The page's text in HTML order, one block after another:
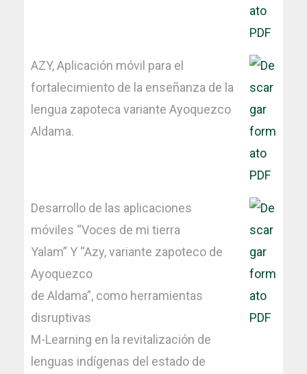
AZY, Aplicación móvil para el
fortalecimiento de la enseñanza de la
lengua zapoteca variante Ayoquezco
Aldama.
Desarrollo de las aplicaciones
móviles “Voces de mi tierra
Yalam” Y “Azy, variante zapoteco de
Ayoquezco
de Aldama”, como herramientas
disruptivas
M-Learning en la revitalización de
lenguas indígenas del estado de